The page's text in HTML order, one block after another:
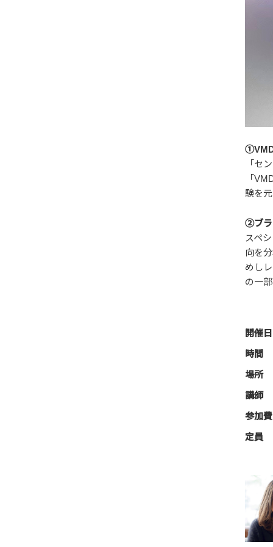
「セ
「
験を
②ブラ
スペ
向を
めし
の一
開催日
時間
場所
講師
参加費
定員